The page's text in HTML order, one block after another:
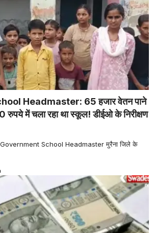
Headmaster: 65 हजार वेतन पाने
रुपये में चला रहा था स्कूल! डीईओ के निरीक्षण
Government School Headmaster मुरैना जिले के